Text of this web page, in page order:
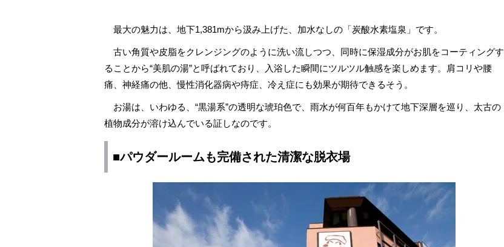
最大の魅力は、地下1,381mから汲み上げた、加水なしの「炭酸水素塩泉」です。
古い角質や皮脂をクレンジングのように洗い流しつつ、同時に保湿成分がお肌をコーティングす
ることから“美肌の湯”と呼ばれており、入浴した瞬間にツルツル触感を楽しめます。肩コリや腰
痛、神経痛の他、慢性消化器病や痔症、冷え症にも効果が期待できるそう。
お湯は、いわゆる、“黒湯系”の透明な琥珀色で、雨水が何百年もかけて地下深層を巡り、太古の
植物成分が溶け込んでいる証しなのです。
■パウダールームも完備された清潔な脱衣場